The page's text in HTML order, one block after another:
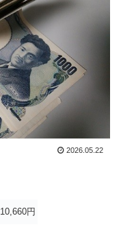
2026.05.22
10,660円